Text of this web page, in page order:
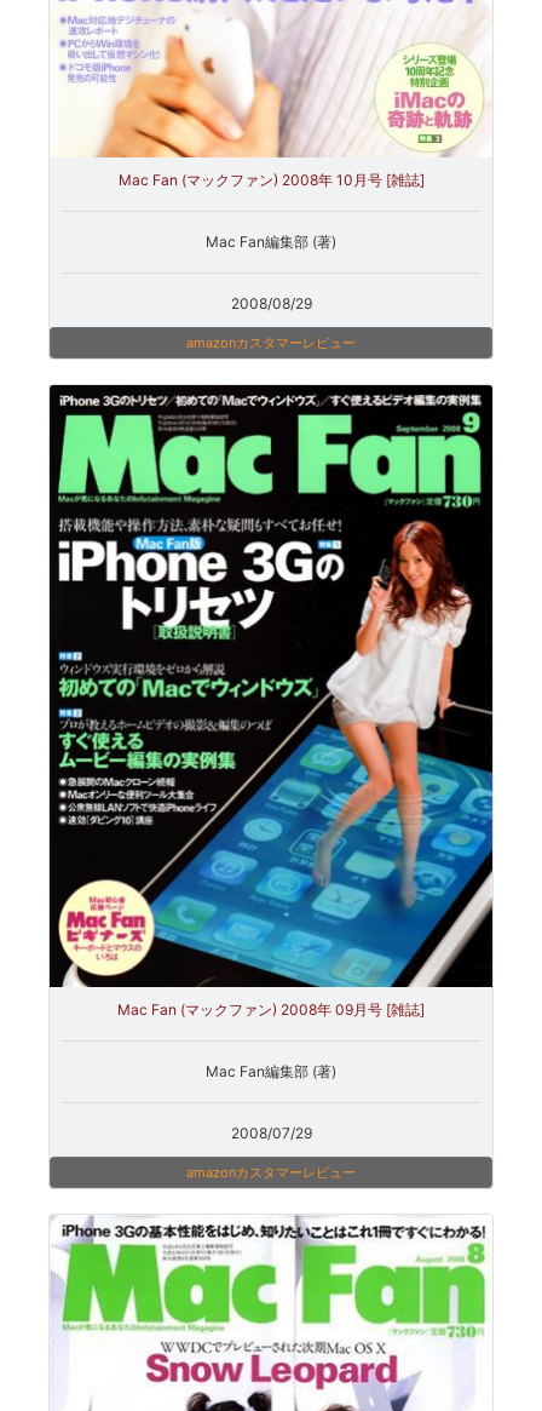
Mac Fan (マックファン) 2008年 10月号 [雑誌]
Mac Fan編集部 (著)
2008/08/29
amazonカスタマーレビュー
Mac Fan (マックファン) 2008年 09月号 [雑誌]
Mac Fan編集部 (著)
2008/07/29
amazonカスタマーレビュー